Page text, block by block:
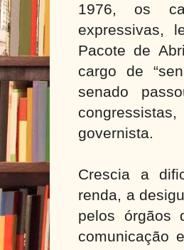
1976, os
expressivas,
Pacote de
cargo de
senado
governista.
Crescia a
renda, a
pelos órgãos
comunicação